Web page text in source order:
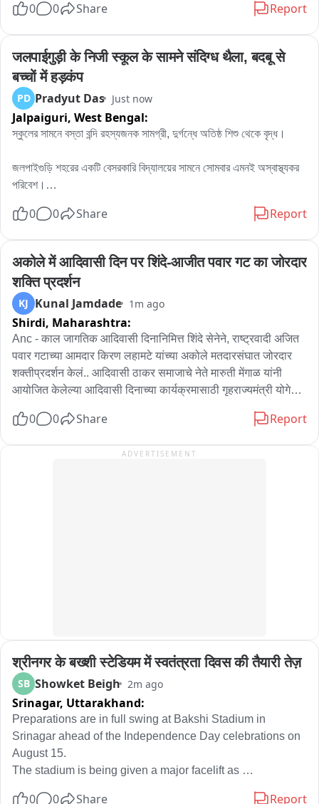
नहीं है जिससे घायलों की परेशानी बढ़ गई है एक तरफ पागल कुत्ता का खौफ
जल्द से जल्द जिला प्रशासन पागल कुत्ता को पकड़ गांव से बाहर करे और
अस्पताल में रैबीज इंजेक्शन उपलब्ध कराये नवलपुर के ललन चौधरी मुन्नी
देवी संजय कुमार शिवानी कुमारी मदन गद्दी ने बताया कि अस्पताल में रैबीज
का इंजेक्शन नहीं होने से परेशानी बढ़ गई है
0 0 Share Report
जलपाईगुड़ी के निजी स्कूल के सामने संदिग्ध थैला, बदबू से
बच्चों में हड़कंप
PD Pradyut Das Just now
Jalpaiguri, West Bengal:
স্কুলের সামনে বস্তা বন্দি রহস্যজনক সামগ্রী, দুর্গন্ধে অতিষ্ঠ শিশু থেকে বৃদ্ধ।
জলপাইগুড়ি শহরের একটি বেসরকারি বিদ্যালয়ের সামনে সোমবার এমনই অস্বাস্থ্যকর
পরিবেশ।
দেয়, আর পচা দুর্গন্ধে স্কুলে আসা শিশু এবং অভিভাবকদের নাজেহাল হন।
0 0 Share Report
अकोले में आदिवासी दिन पर शिंदे-आजीत पवार गट का जोरदार
शक्ति प्रदर्शन
KJ Kunal Jamdade 1m ago
Shirdi, Maharashtra:
Anc - काल जागतिक आदिवासी दिनानिमित्त शिंदे सेनेने, राष्ट्रवादी अजित
पवार गटाच्या आमदार किरण लहामटे यांच्या अकोले मतदारसंघात जोरदार
शक्तीप्रदर्शन केलं.. आदिवासी ठाकर समाजाचे नेते मारुती मेंगाळ यांनी
आयोजित केलेल्या आदिवासी दिनाच्या कार्यक्रमासाठी गृहराज्यमंत्री योगेश
लावली.. यावेळी अकोले शहरातून काढण्यात आलेल्या भव्य रॅलीत हजारो
निवडणुकांमध्ये अकोले तालुक्यात, शिंदेंची शिवसेना आणि राष्ट्रवादी अजित
0 0 Share Report
ADVERTISEMENT
श्रीनगर के बख्शी स्टेडियम में स्वतंत्रता दिवस की तैयारी तेज़
SB Showket Beigh 2m ago
Srinagar, Uttarakhand:
Preparations are in full swing at Bakshi Stadium in
Srinagar ahead of the Independence Day celebrations on
August 15.
The stadium is being given a major facelift as
0 0 Share Report